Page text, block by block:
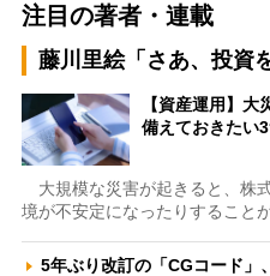
注目の著者・連載
藤川里絵「さあ、投資
【資産運用】
備えておきたい
大規模な災害が起きると、株
境が不安定になったりすること
5年ぶり改訂の「CGコード」